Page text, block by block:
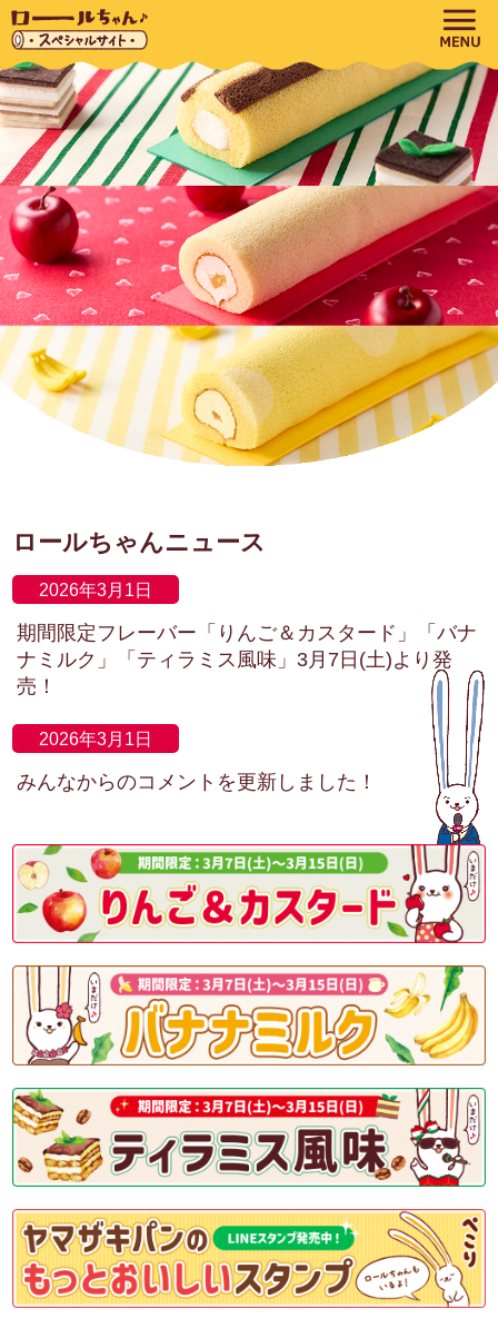
ロールちゃんニュース
2026年3月1日
期間限定フレーバー「りんご＆カスタード」「バナ
ナミルク」「ティラミス風味」3月7日(土)より発
売！
2026年3月1日
みんなからのコメントを更新しました！